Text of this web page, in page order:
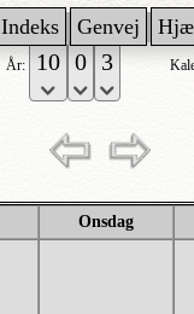
Indeks Genvej
År:
Onsdag